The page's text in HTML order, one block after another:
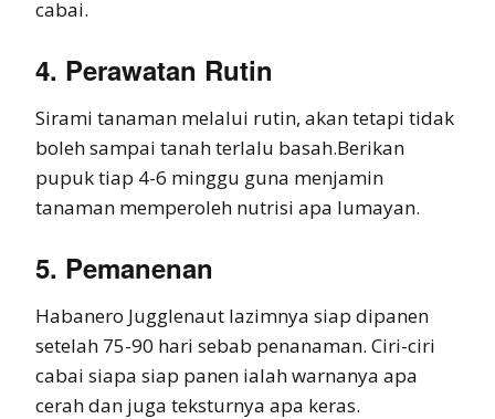
cabai.
4. Perawatan Rutin
Sirami tanaman melalui rutin, akan tetapi tidak
boleh sampai tanah terlalu basah.Berikan
pupuk tiap 4-6 minggu guna menjamin
tanaman memperoleh nutrisi apa lumayan.
5. Pemanenan
Habanero Jugglenaut lazimnya siap dipanen
setelah 75-90 hari sebab penanaman. Ciri-ciri
cabai siapa siap panen ialah warnanya apa
cerah dan juga teksturnya apa keras.